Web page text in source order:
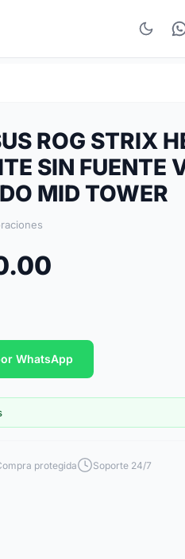
ROG STRIX
SIN FUENTE
MID TOWER
WhatsApp
protegida Soporte 24/7